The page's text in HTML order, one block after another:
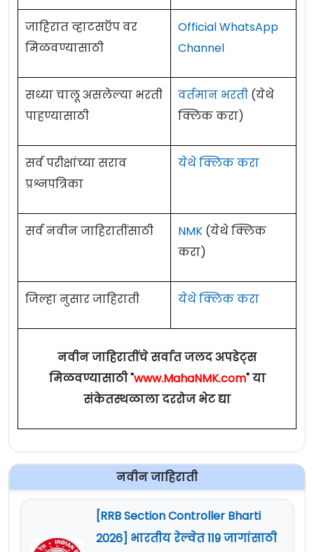
जाहिरात व्हाटसऍप वर
मिळवण्यासाठी
Official WhatsApp
Channel
सध्या चालू असलेल्या भरती
पाहण्यासाठी
वर्तमान भरती (येथे
क्लिक करा)
सर्व परीक्षांच्या सराव
प्रश्नपत्रिका
येथे क्लिक करा
सर्व नवीन जाहिरातींसाठी NMK (येथे क्लिक
करा)
जिल्हा नुसार जाहिराती येथे क्लिक करा
नवीन जाहिरातींचे सर्वात जलद अपडेट्स
मिळवण्यासाठी "www.MahaNMK.com" या
संकेतस्थळाला दररोज भेट द्या
नवीन जाहिराती
[RRB Section Controller Bharti
2026] भारतीय रेल्वेत 119 जागांसाठी